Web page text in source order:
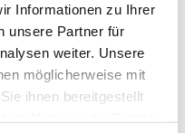
Informationen zu Ihrer
unsere Partner für
weiter. Unsere
möglicherweise mit
ihnen bereitgestellt
auch